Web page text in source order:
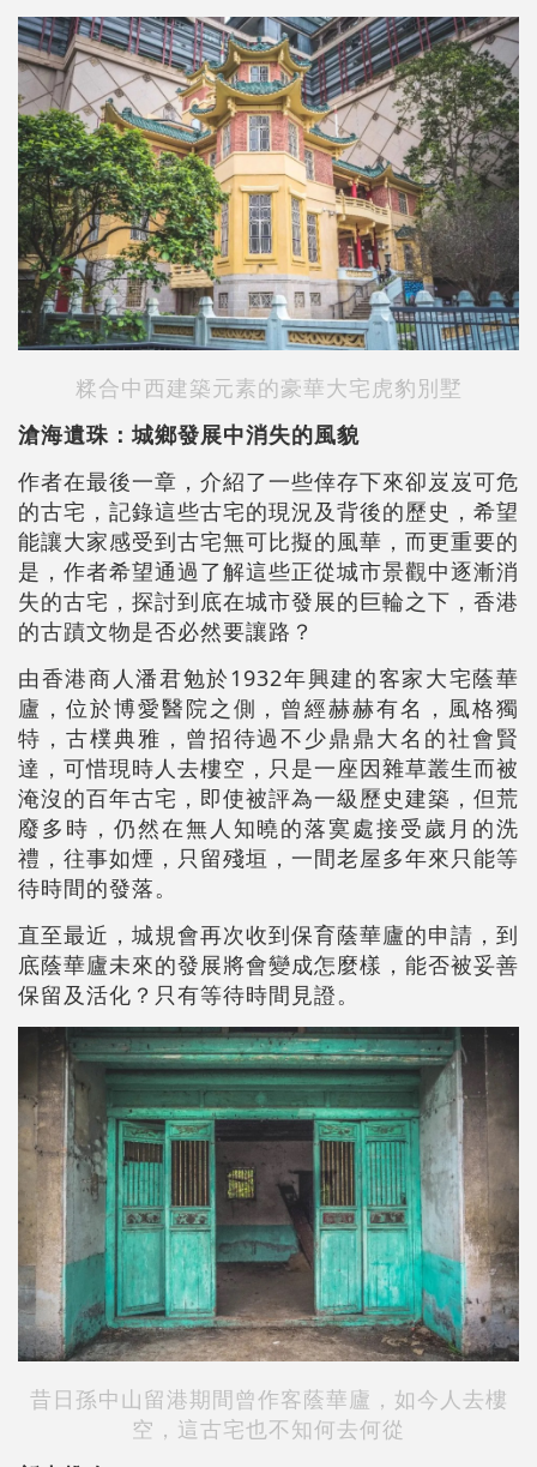
糅合中西建築元素的豪華大宅虎豹別墅
滄海遺珠：城鄉發展中消失的風貌
作者在最後一章，介紹了一些倖存下來卻岌岌可危
的古宅，記錄這些古宅的現況及背後的歷史，希望
能讓大家感受到古宅無可比擬的風華，而更重要的
是，作者希望通過了解這些正從城市景觀中逐漸消
失的古宅，探討到底在城市發展的巨輪之下，香港
的古蹟文物是否必然要讓路？
由香港商人潘君勉於1932年興建的客家大宅蔭華
廬，位於博愛醫院之側，曾經赫赫有名，風格獨
特，古樸典雅，曾招待過不少鼎鼎大名的社會賢
達，可惜現時人去樓空，只是一座因雜草叢生而被
淹沒的百年古宅，即使被評為一級歷史建築，但荒
廢多時，仍然在無人知曉的落寞處接受歲月的洗
禮，往事如煙，只留殘垣，一間老屋多年來只能等
待時間的發落。
直至最近，城規會再次收到保育蔭華廬的申請，到
底蔭華廬未來的發展將會變成怎麼樣，能否被妥善
保留及活化？只有等待時間見證。
昔日孫中山留港期間曾作客蔭華廬，如今人去樓
空，這古宅也不知何去何從